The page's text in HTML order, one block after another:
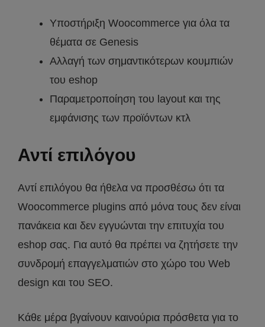
Υποστήριξη Woocommerce για όλα τα
θέματα σε Genesis
Αλλαγή των σημαντικότερων κουμπιών
του eshop
Παραμετροποίηση του layout και της
εμφάνισης των προϊόντων κτλ
Αντί επιλόγου
Αντί επιλόγου θα ήθελα να προσθέσω ότι τα
Woocommerce plugins από μόνα τους δεν είναι
πανάκεια και δεν εγγυώνται την επιτυχία του
eshop σας. Για αυτό θα πρέπει να ζητήσετε την
συνδρομή επαγγελματιών στο χώρο του Web
design και του SEO.
Κάθε μέρα βγαίνουν καινούρια πρόσθετα για το